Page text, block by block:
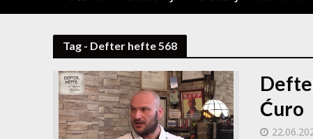
Tag - Defter hefte 568
Ćuro